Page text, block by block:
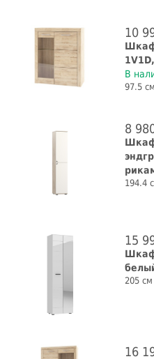
10
В
97.5 см
8
Шкаф
194.4
15
205 см
16